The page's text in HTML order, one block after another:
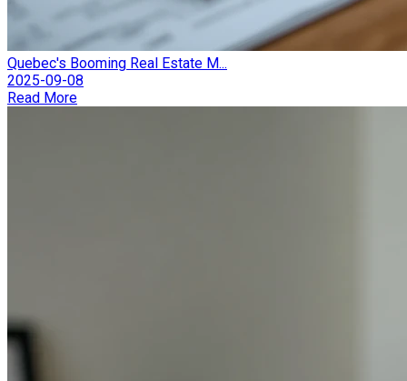
Quebec's Booming Real Estate M...
2025-09-08
Read More